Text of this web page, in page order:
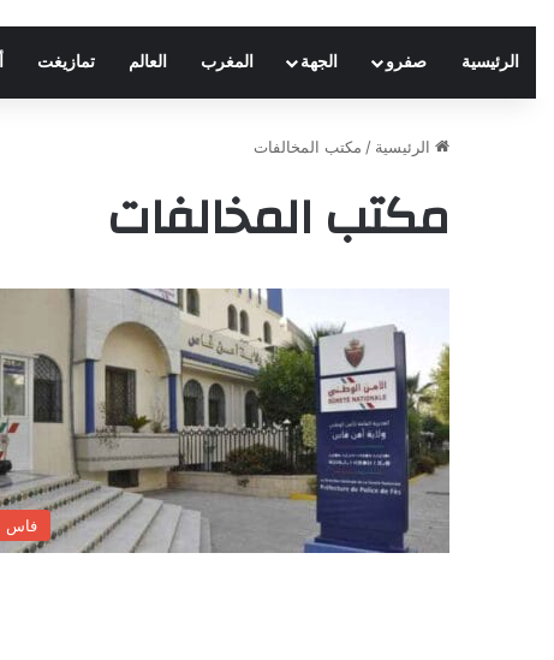
الرئيسية صفرو الجهة المغرب العالم تمازيغت
الرئيسية / مكتب المخالفات
مكتب المخالفات
فاس